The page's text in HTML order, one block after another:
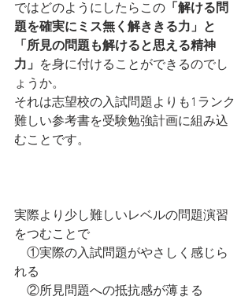
ではどのようにしたらこの 「解ける問
題を確実にミス無く解ききる力」と
「所見の問題も解けると思える精神
力」 を身に付けることができるのでし
ょうか。
それは志望校の入試問題よりも1ランク
難しい参考書を受験勉強計画に組み込
むことです。
実際より少し難しいレベルの問題演習
をつむことで
①実際の入試問題がやさしく感じら
れる
②所見問題への抵抗感が薄まる